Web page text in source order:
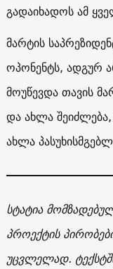
გადაიხადოს ამ
მარტის
ოპონენტს, ადგურ
მოუწევდა თავის
და ახლა
ახლა
სტატია
პროექტის
უცვლელად.